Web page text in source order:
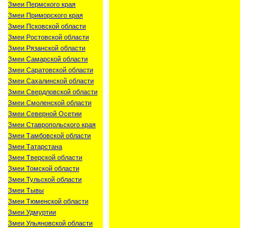
Змеи Пермского края
Змеи Приморского края
Змеи Псковской области
Змеи Ростовской области
Змеи Рязанской области
Змеи Самарской области
Змеи Саратовской области
Змеи Сахалинской области
Змеи Свердловской области
Змеи Смоленской области
Змеи Северной Осетии
Змеи Ставропольского края
Змеи Тамбовской области
Змеи Татарстана
Змеи Тверской области
Змеи Томской области
Змеи Тульской области
Змеи Тывы
Змеи Тюменской области
Змеи Удмуртии
Змеи Ульяновской области